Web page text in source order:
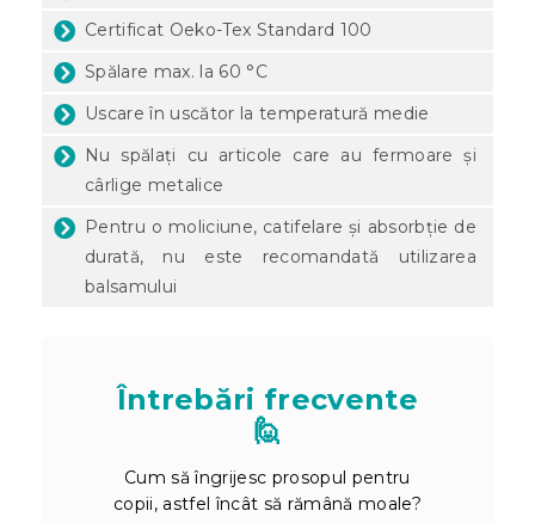
Certificat Oeko-Tex Standard 100
Spălare max. la 60 °C
Uscare în uscător la temperatură medie
Nu spălați cu articole care au fermoare și
cârlige metalice
Pentru o moliciune, catifelare și absorbție de
durată, nu este recomandată utilizarea
balsamului
Întrebări frecvente
🙋
Cum să îngrijesc prosopul pentru
copii, astfel încât să rămână moale?